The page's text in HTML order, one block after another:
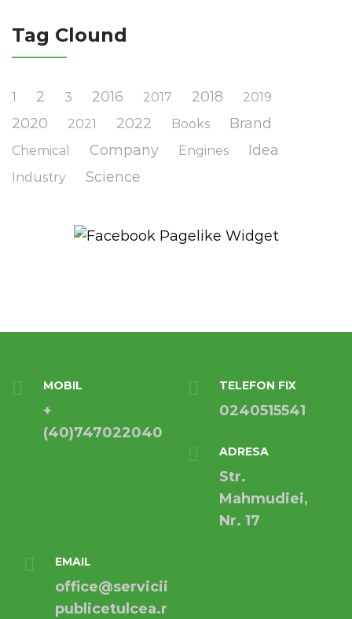
Tag Clound
1 2 3 2016 2017 2018 2019
2020 2021 2022 Books Brand
Chemical Company Engines Idea
Industry Science
MOBIL
+
(40)747022040
TELEFON FIX
0240515541
ADRESA
Str.
Mahmudiei,
Nr. 17
EMAIL
office@servicii
publicetulcea.r